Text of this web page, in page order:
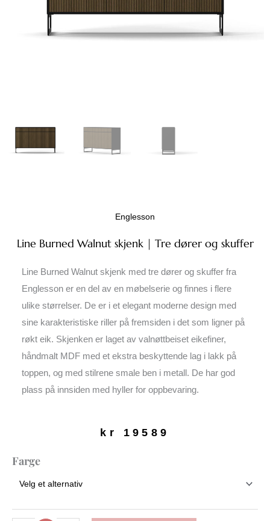
Englesson
Line Burned Walnut skjenk | Tre dører og skuffer
Line Burned Walnut skjenk med tre dører og skuffer fra
Englesson er en del av en møbelserie og finnes i flere
ulike størrelser. De er i et elegant moderne design med
sine karakteristiske riller på fremsiden i det som ligner på
røkt eik. Skjenken er laget av valnøttbeiset eikefiner,
håndmalt MDF med et ekstra beskyttende lag i lakk på
toppen, og med stilrene smale ben i metall. De har god
plass på innsiden med hyller for oppbevaring.
kr 19589
Farge
Line
Walnut
|